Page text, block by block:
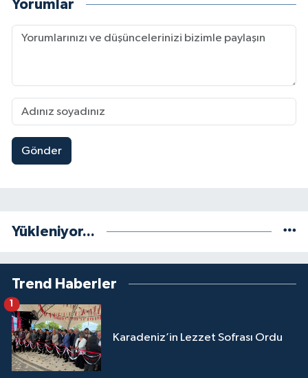
Yorumlar
Gönder
Yükleniyor...
Trend Haberler
Karadeniz’in Lezzet Sofrası Ordu
1